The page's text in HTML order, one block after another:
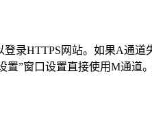
登录HTTPS网站。如果A通
”窗口设置直接使用M通道